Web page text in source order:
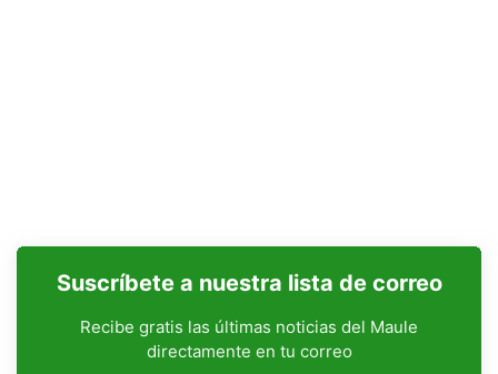
Suscríbete a nuestra lista de correo
Recibe gratis las últimas noticias del Maule
directamente en tu correo